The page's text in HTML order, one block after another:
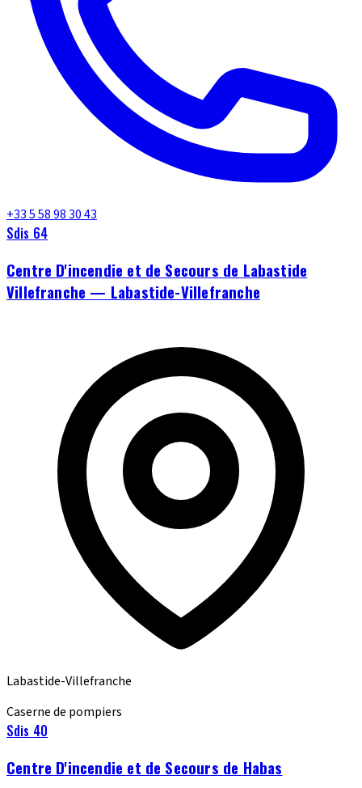
+33 5 58 98 30 43
Sdis 64
Centre D'incendie et de Secours de Labastide
Villefranche — Labastide-Villefranche
Labastide-Villefranche
Caserne de pompiers
Sdis 40
Centre D'incendie et de Secours de Habas